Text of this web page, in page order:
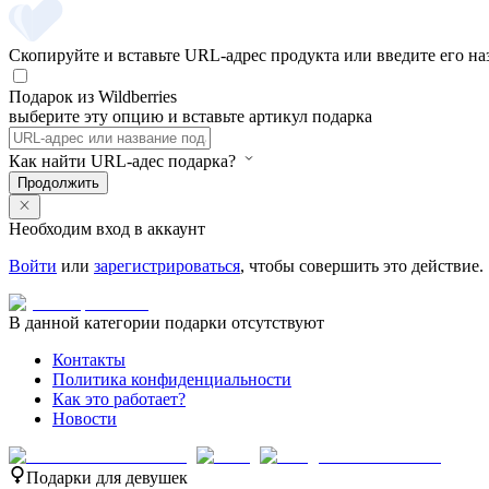
Скопируйте и вставьте URL-адрес продукта или введите его
Подарок из Wildberries
выберите эту опцию и вставьте артикул подарка
Как найти URL-адес подарка?
Продолжить
Необходим вход в аккаунт
Войти или зарегистрироваться, чтобы совершить это действие.
В данной категории подарки отсутствуют
Контакты
Политика конфиденциальности
Как это работает?
Новости
Подарки для девушек